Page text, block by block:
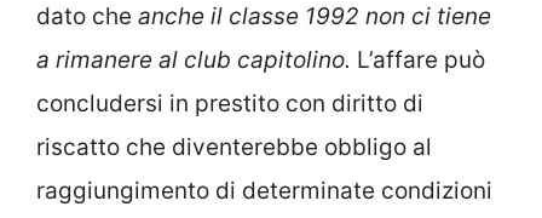
dato che anche il classe 1992 non ci tiene
a rimanere al club capitolino. L’affare può
concludersi in prestito con diritto di
riscatto che diventerebbe obbligo al
raggiungimento di determinate condizioni